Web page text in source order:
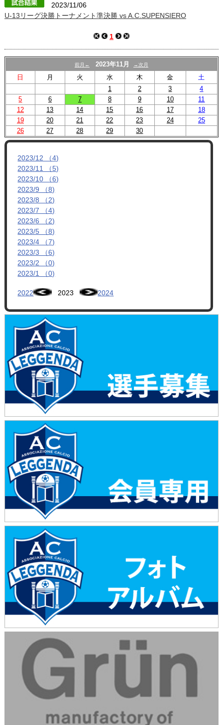
2023/11/06
U-13リーグ決勝トーナメント準決勝 vs A.C.SUPENSIERO
1
前月← 2023年11月 →次月
日 月 火 水 木 金
土
1
2 3
4
5
6 7 8 9 10
11
12
13 14 15 16 17
18
19
20 21 22 23 24
25
26
27 28 29 30
2023/12 （4)
2023/11 （5)
2023/10 （6)
2023/9 （8)
2023/8 （2)
2023/7 （4)
2023/6 （2)
2023/5 （8)
2023/4 （7)
2023/3 （6)
2023/2 （0)
2023/1 （0)
2022 2023 2024